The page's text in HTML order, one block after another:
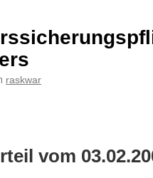
raskwar
vom